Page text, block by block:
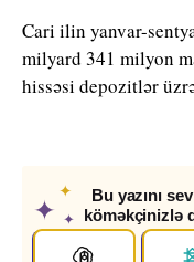
Cari ilin yanvar-
milyard 341 milyon
hissəsi depozitlər
✦
✦
✦
Bu yazını
köməkçinizlə